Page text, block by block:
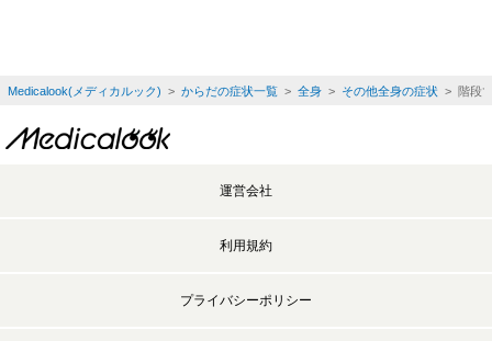
Medicalook(メディカルック) > からだの症状一覧> 全身> その他全身の症状> 階段で
運営会社
利用規約
プライバシーポリシー